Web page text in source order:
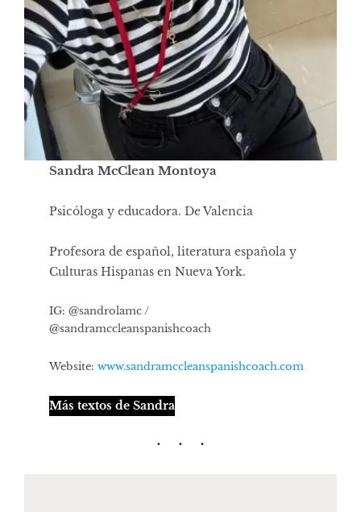
Sandra McClean Montoya
Psicóloga y educadora. De Valencia
Profesora de español, literatura española y
Culturas Hispanas en Nueva York.
IG: @sandrolamc /
@sandramccleanspanishcoach
Website:www.sandramccleanspanishcoach.com
Más textos de Sandra